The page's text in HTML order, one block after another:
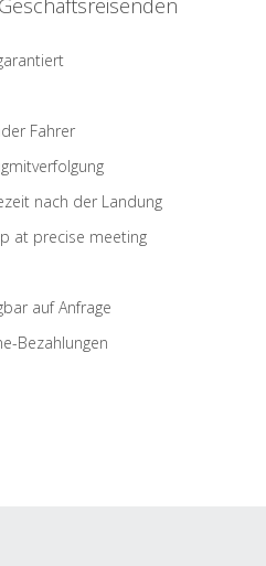
Fahrer
nach der Landung
at precise meeting
auf Anfrage
Bezahlungen